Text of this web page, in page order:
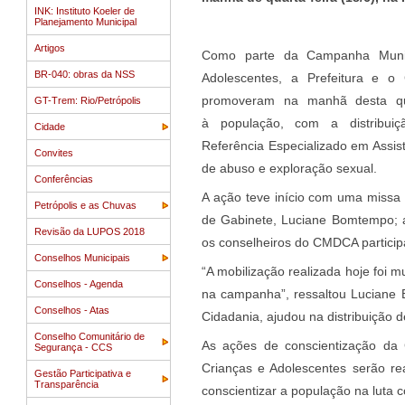
INK: Instituto Koeler de
Planejamento Municipal
Artigos
BR-040: obras da NSS
GT-Trem: Rio/Petrópolis
Cidade
Convites
Conferências
Petrópolis e as Chuvas
Revisão da LUPOS 2018
Conselhos Municipais
Conselhos - Agenda
Conselhos - Atas
Conselho Comunitário de
Segurança - CCS
Gestão Participativa e
Transparência
Como parte da Campanha
Adolescentes, a Prefeitura e o
promoveram na manhã desta
à população, com a
Referência Especializado em
de abuso e exploração sexual.
A ação teve início com uma
de Gabinete, Luciane
os conselheiros do CMDCA
“A mobilização realizada hoje foi
na campanha”, ressaltou
Cidadania, ajudou na distribuição
As ações de conscientização
Crianças e Adolescentes serão
conscientizar a população na luta